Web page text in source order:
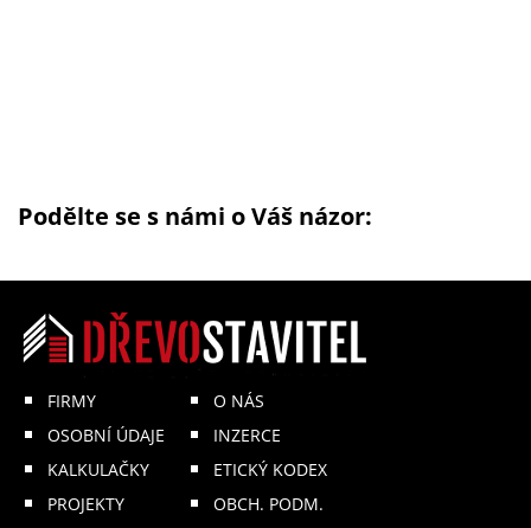
Podělte se s námi o Váš názor:
FIRMY
OSOBNÍ ÚDAJE
KALKULAČKY
PROJEKTY
O NÁS
INZERCE
ETICKÝ KODEX
OBCH. PODM.